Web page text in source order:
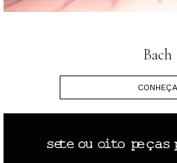
Bach
CONHEÇA